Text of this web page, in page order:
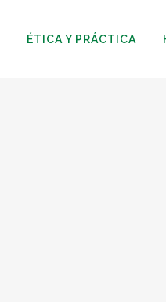
ÉTICA Y PRÁCTICA